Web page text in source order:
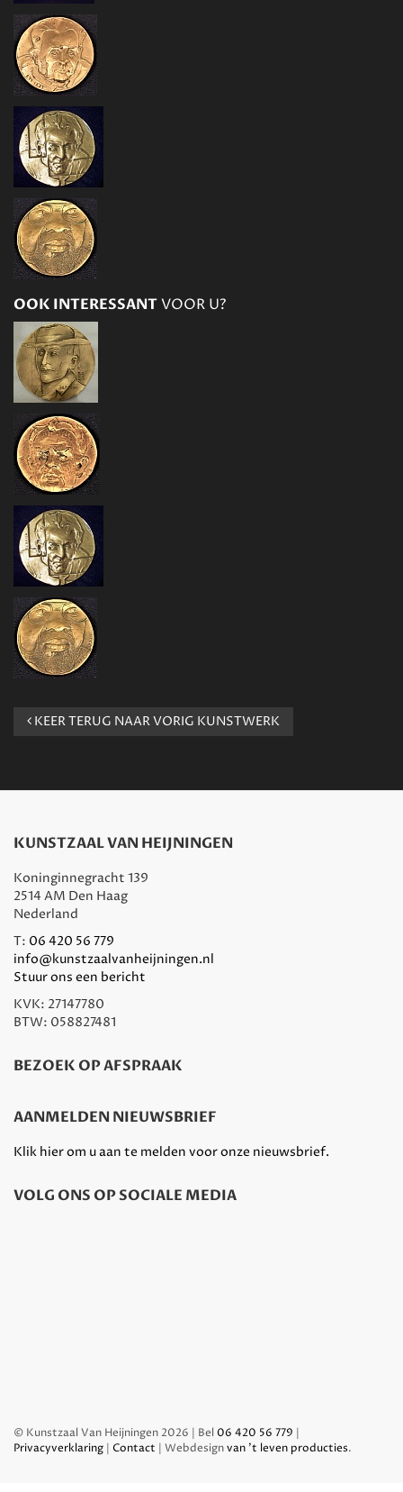
OOK INTERESSANTVOOR U?
KEER TERUG NAAR VORIG KUNSTWERK
KUNSTZAAL VAN HEIJNINGEN
Koninginnegracht 139
2514 AM Den Haag
Nederland
T: 06 420 56 779
info@kunstzaalvanheijningen.nl
Stuur ons een bericht
KVK: 27147780
BTW: 058827481
BEZOEK OP AFSPRAAK
AANMELDEN NIEUWSBRIEF
Klik hier om u aan te melden voor onze nieuwsbrief.
VOLG ONS OP SOCIALE MEDIA
© Kunstzaal Van Heijningen 2026 | Bel 06 420 56 779 |
Privacyverklaring | Contact | Webdesignvan 't leven producties.